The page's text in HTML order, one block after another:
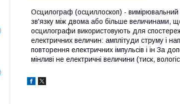
Осцилограф (осциллоскоп) - вимірювальний
зв'язку між двома або більше величинами,
осцилографи використовують для
електричних величин: амплітуди струму і
повторення електричних імпульсів і ін За
мінливі не електричні величини (тиск,